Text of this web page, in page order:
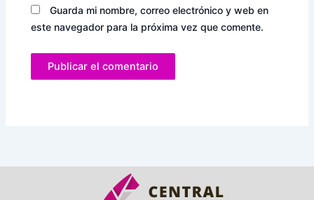
Guarda mi nombre, correo electrónico y web en
este navegador para la próxima vez que comente.